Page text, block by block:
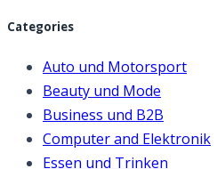
Categories
Auto und Motorsport
Beauty und Mode
Business und B2B
Computer and Elektronik
Essen und Trinken